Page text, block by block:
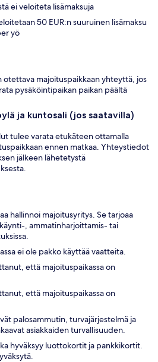
ei veloiteta lisämaksuja
50 EUR:n suuruinen lisämaksu
yö
otettava majoituspaikkaan yhteyttä, jos
pysäköintipaikan paikan päältä
ja kuntosali (jos saatavilla)
tulee varata etukäteen ottamalla
ennen matkaa. Yhteystiedot
jälkeen lähetetystä
hallinnoi majoitusyritys. Se tarjoaa
, ammatinharjoittamis- tai
ei ole pakko käyttää vaatteita.
että majoituspaikassa on
että majoituspaikassa on
palosammutin, turvajärjestelmä ja
asiakkaiden turvallisuuden.
hyväksyy luottokortit ja pankkikortit.